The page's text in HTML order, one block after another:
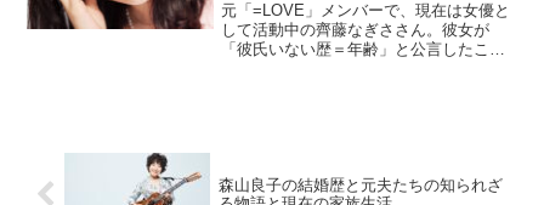
元「=LOVE」メンバーで、現在は女優と
して活動中の齊藤なぎささん。彼女が
「彼氏いない歴＝年齢」と公言したこと
森山良子の結婚歴と元夫たちの知られざ